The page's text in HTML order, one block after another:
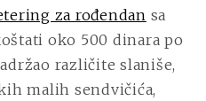
za rođendan sa
oko 500 dinara po
različite slaniše,
malih sendvičića,